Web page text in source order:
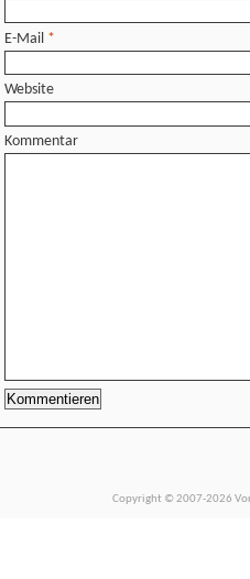
E-Mail *
Website
Kommentar
Copyright © 2007-2026